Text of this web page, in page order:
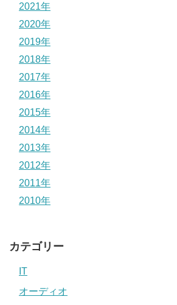
2021年
2020年
2019年
2018年
2017年
2016年
2015年
2014年
2013年
2012年
2011年
2010年
カテゴリー
IT
オーディオ